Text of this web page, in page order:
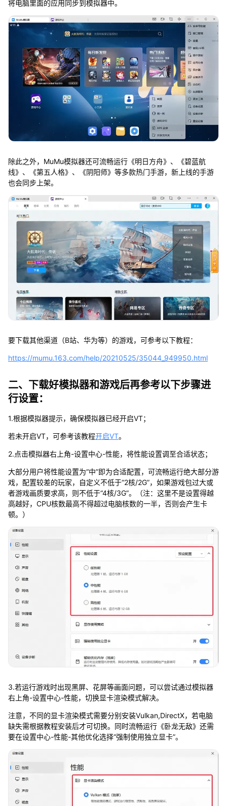
将电脑里面的应用同步到模拟器中。
除此之外，MuMu模拟器还可流畅运行《明日方舟》、《碧蓝航
线》、《第五人格》、《阴阳师》等多款热门手游，新上线的手游
也会同步上架。
要下载其他渠道（B站、华为等）的游戏，可参考以下教程：
https://mumu.163.com/help/20210525/35044_949950.html
二、下载好模拟器和游戏后再参考以下步骤进
行设置：
1.根据模拟器提示，确保模拟器已经开启VT；
若未开启VT，可参考该教程开启VT。
2.点击模拟器右上角-设置中心-性能，将性能设置调至合适状态；
大部分用户将性能设置为“中”即为合适配置，可流畅运行绝大部分游
戏，配置较差的玩家，自定义不低于“2核/2G”，如果游戏包过大或
者游戏画质要求高，则不低于“4核/3G”。（注：这里不是设置得越
高越好，CPU核数最高不得超过电脑核数的一半，否则会产生卡
顿。）
3.若运行游戏时出现黑屏、花屏等画面问题，可以尝试通过模拟器
右上角-设置中心-性能，切换显卡渲染模式解决。
注意，不同的显卡渲染模式需要分别安装Vulkan,DirectX，若电脑
缺失需根据教程安装后才可切换。同时流畅运行《卧龙无敌》还需
要在设置中心-性能-其他优化选择“强制使用独立显卡”。